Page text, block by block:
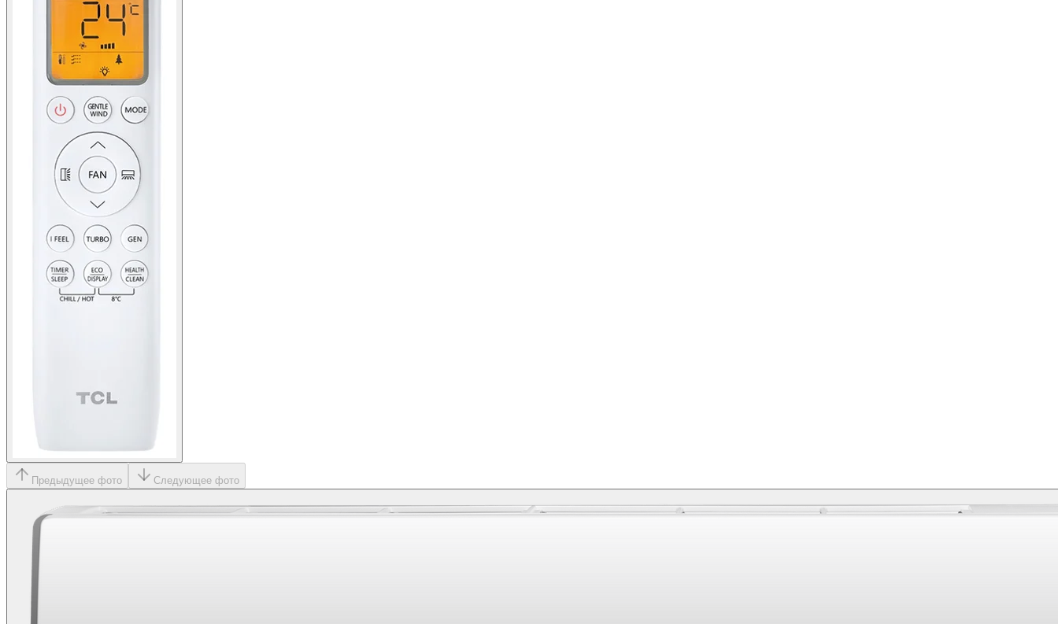
Предыдущее фото Следующее фото